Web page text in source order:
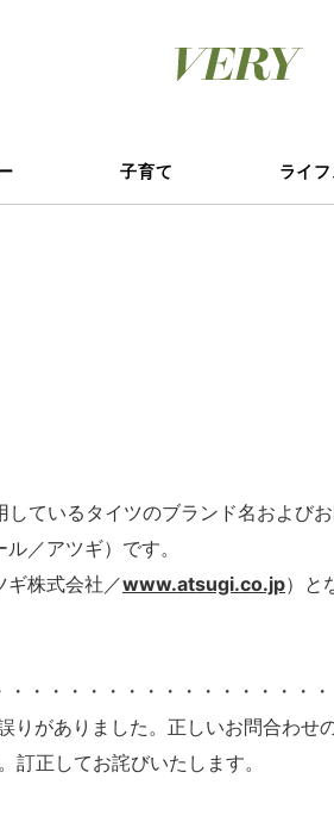
子育て ライ
ているタイツのブランド名および
／アツギ）です。
株式会社／www.atsugi.co.jp）と
・・・・・・・・・・・・・・・
りがありました。正しいお問合わせ
訂正してお詫びいたします。